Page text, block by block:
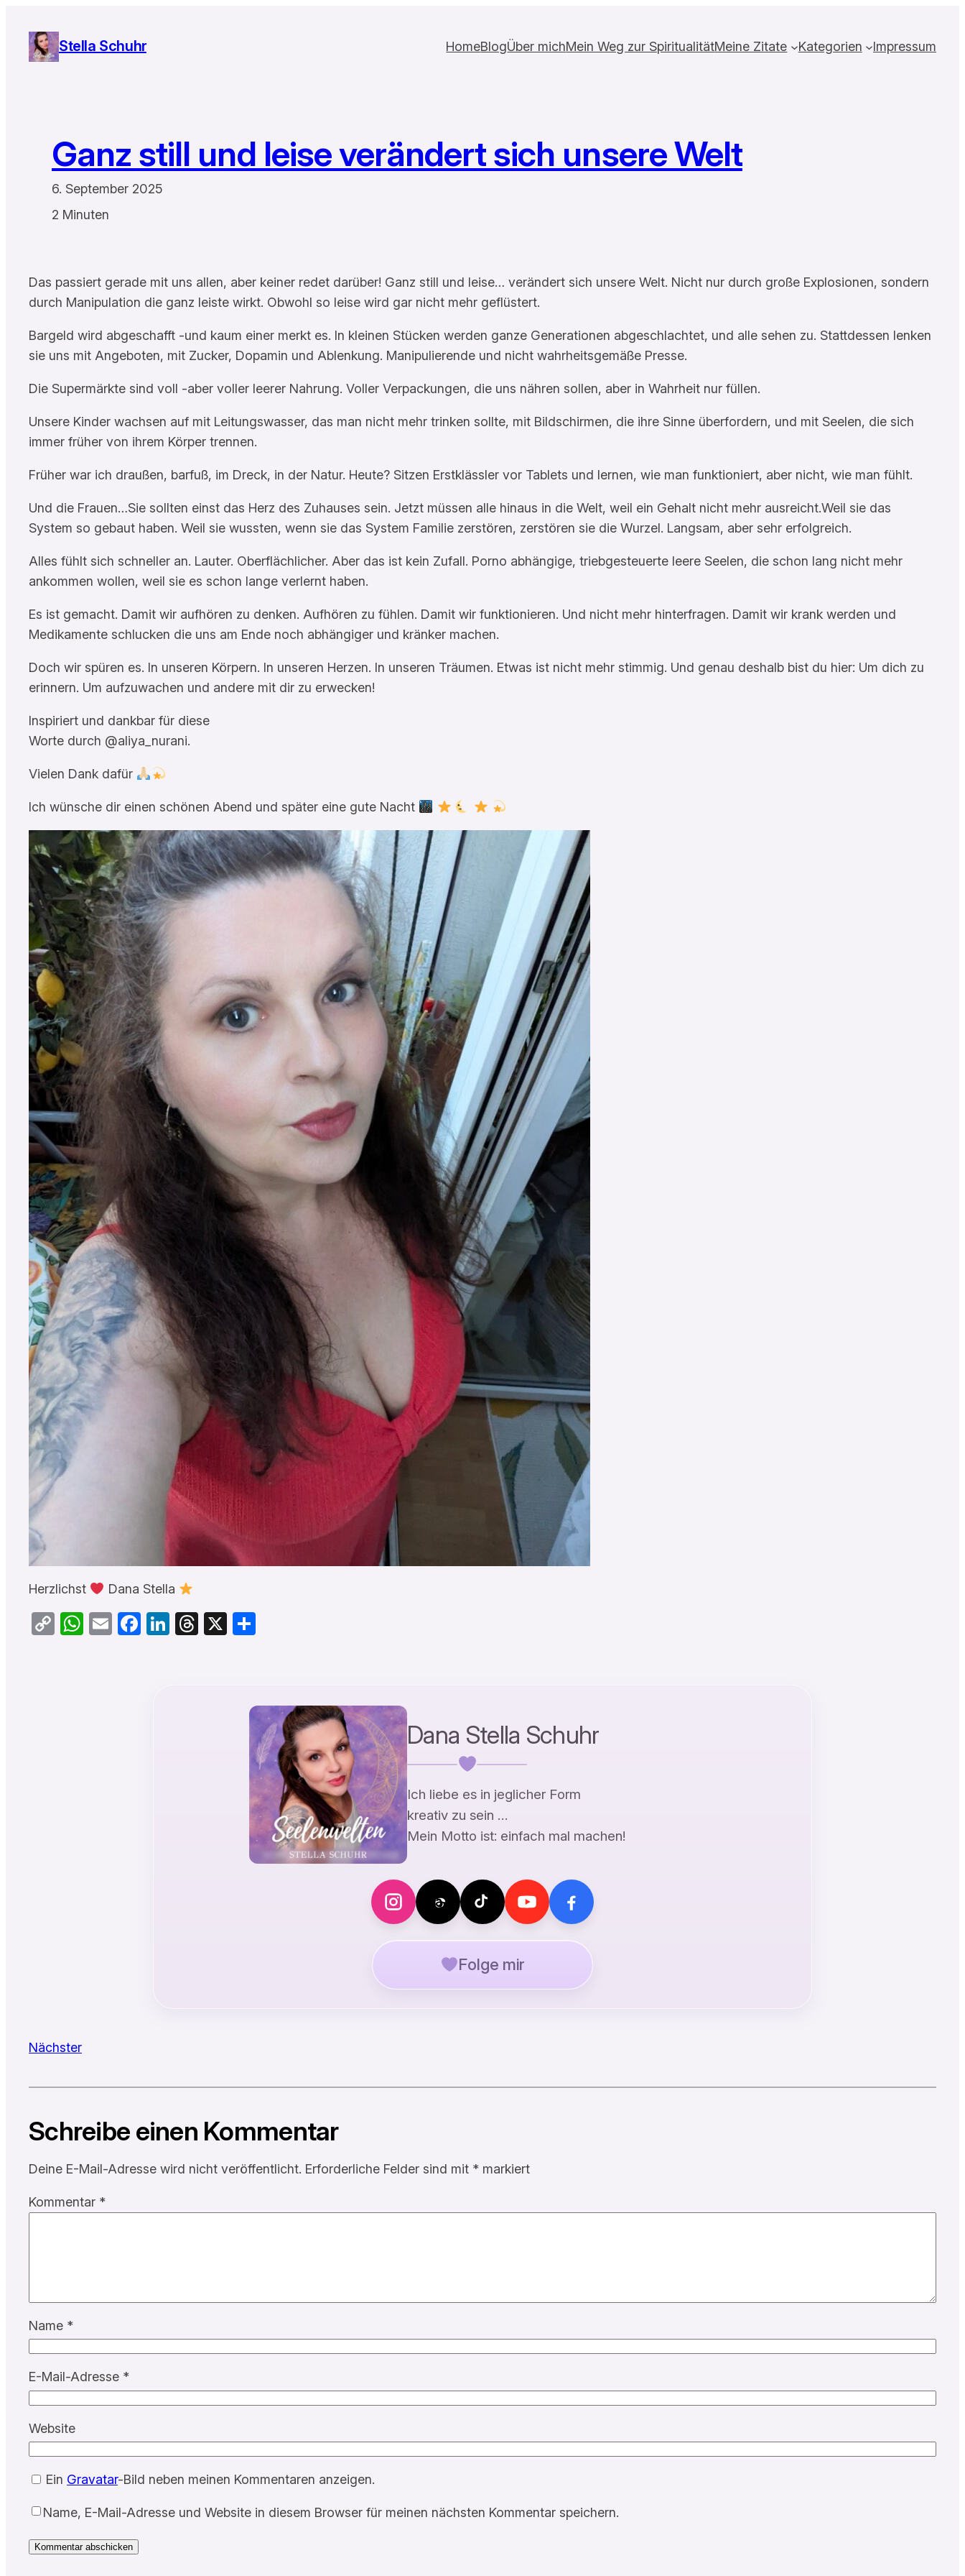
Inhalt
springen
Stella Schuhr HomeBlogÜber michMein Weg zur SpiritualitätMeine Zitate Kategorien Impressum
Ganz still und leise verändert sich unsere Welt
6. September 2025
2 Minuten
Das passiert gerade mit uns allen, aber keiner redet darüber! Ganz still und leise… verändert sich unsere Welt. Nicht nur durch große Explosionen, sondern
durch Manipulation die ganz leiste wirkt. Obwohl so leise wird gar nicht mehr geflüstert.
Bargeld wird abgeschafft -und kaum einer merkt es. In kleinen Stücken werden ganze Generationen abgeschlachtet, und alle sehen zu. Stattdessen lenken
sie uns mit Angeboten, mit Zucker, Dopamin und Ablenkung. Manipulierende und nicht wahrheitsgemäße Presse.
Die Supermärkte sind voll -aber voller leerer Nahrung. Voller Verpackungen, die uns nähren sollen, aber in Wahrheit nur füllen.
Unsere Kinder wachsen auf mit Leitungswasser, das man nicht mehr trinken sollte, mit Bildschirmen, die ihre Sinne überfordern, und mit Seelen, die sich
immer früher von ihrem Körper trennen.
Früher war ich draußen, barfuß, im Dreck, in der Natur. Heute? Sitzen Erstklässler vor Tablets und lernen, wie man funktioniert, aber nicht, wie man fühlt.
Und die Frauen…Sie sollten einst das Herz des Zuhauses sein. Jetzt müssen alle hinaus in die Welt, weil ein Gehalt nicht mehr ausreicht.Weil sie das
System so gebaut haben. Weil sie wussten, wenn sie das System Familie zerstören, zerstören sie die Wurzel. Langsam, aber sehr erfolgreich.
Alles fühlt sich schneller an. Lauter. Oberflächlicher. Aber das ist kein Zufall. Porno abhängige, triebgesteuerte leere Seelen, die schon lang nicht mehr
ankommen wollen, weil sie es schon lange verlernt haben.
Es ist gemacht. Damit wir aufhören zu denken. Aufhören zu fühlen. Damit wir funktionieren. Und nicht mehr hinterfragen. Damit wir krank werden und
Medikamente schlucken die uns am Ende noch abhängiger und kränker machen.
Doch wir spüren es. In unseren Körpern. In unseren Herzen. In unseren Träumen. Etwas ist nicht mehr stimmig. Und genau deshalb bist du hier: Um dich zu
erinnern. Um aufzuwachen und andere mit dir zu erwecken!
Inspiriert und dankbar für diese
Worte durch @aliya_nurani.
Vielen Dank dafür
Ich wünsche dir einen schönen Abend und später eine gute Nacht
Herzlichst Dana Stella
CopyWhatsApp
EmailFacebook
LinkedIn
Threads
X
Dana Stella Schuhr
Ich liebe es in jeglicher Form
kreativ zu sein …
Mein Motto ist: einfach mal machen!
Folge mir
Nächster
Schreibe einen Kommentar
Deine E-Mail-Adresse wird nicht veröffentlicht. Erforderliche Felder sind mit * markiert
Kommentar *
Name *
E-Mail-Adresse *
Website
Ein Gravatar-Bild neben meinen Kommentaren anzeigen.
Name, E-Mail-Adresse und Website in diesem Browser für meinen nächsten Kommentar speichern.